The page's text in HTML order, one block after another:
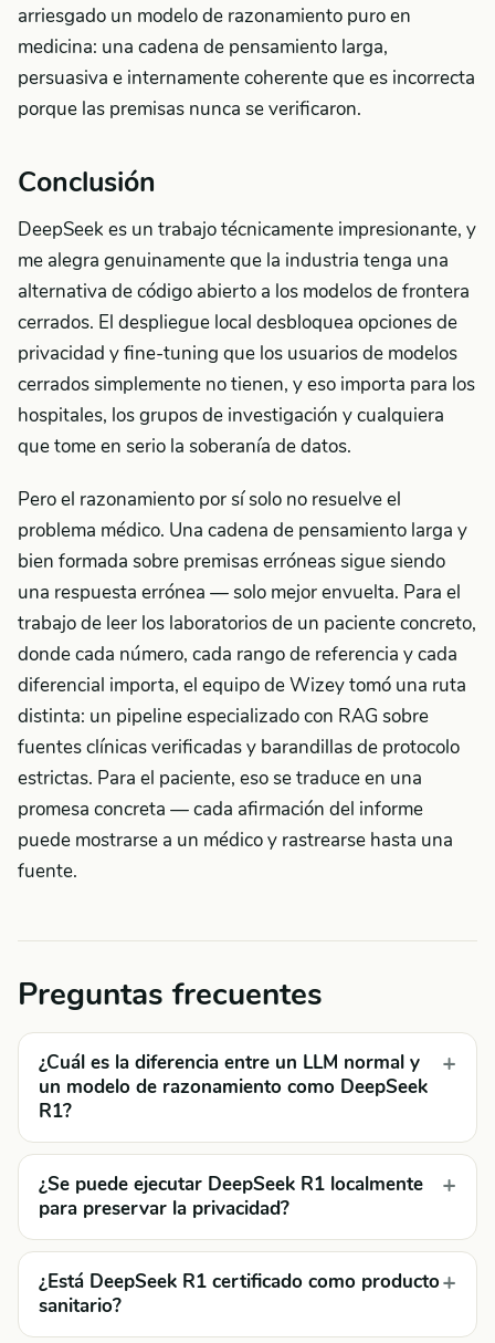
arriesgado un modelo de razonamiento puro en
medicina: una cadena de pensamiento larga,
persuasiva e internamente coherente que es incorrecta
porque las premisas nunca se verificaron.
Conclusión
DeepSeek es un trabajo técnicamente impresionante, y
me alegra genuinamente que la industria tenga una
alternativa de código abierto a los modelos de frontera
cerrados. El despliegue local desbloquea opciones de
privacidad y fine-tuning que los usuarios de modelos
cerrados simplemente no tienen, y eso importa para los
hospitales, los grupos de investigación y cualquiera
que tome en serio la soberanía de datos.
Pero el razonamiento por sí solo no resuelve el
problema médico. Una cadena de pensamiento larga y
bien formada sobre premisas erróneas sigue siendo
una respuesta errónea — solo mejor envuelta. Para el
trabajo de leer los laboratorios de un paciente concreto,
donde cada número, cada rango de referencia y cada
diferencial importa, el equipo de Wizey tomó una ruta
distinta: un pipeline especializado con RAG sobre
fuentes clínicas verificadas y barandillas de protocolo
estrictas. Para el paciente, eso se traduce en una
promesa concreta — cada afirmación del informe
puede mostrarse a un médico y rastrearse hasta una
fuente.
Preguntas frecuentes
¿Cuál es la diferencia entre un LLM normal y
un modelo de razonamiento como DeepSeek
R1?
¿Se puede ejecutar DeepSeek R1 localmente
para preservar la privacidad?
¿Está DeepSeek R1 certificado como producto
sanitario?